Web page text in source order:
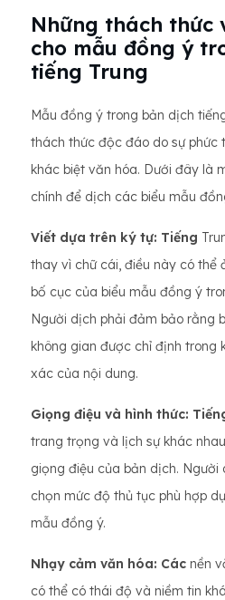
Những thách thức
cho mẫu đồng ý
tiếng Trung
Mẫu đồng ý trong bản dịch
thách thức độc đáo do sự phức
khác biệt văn hóa. Dưới đây là
chính để dịch các biểu mẫu
Viết dựa trên ký tự: Tiếng
thay vì chữ cái, điều này có thể
bố cục của biểu mẫu đồng ý
Người dịch phải đảm bảo rằng
không gian được chỉ định trong
xác của nội dung.
Giọng điệu và hình thức:
trang trọng và lịch sự khác
giọng điệu của bản dịch. Người
chọn mức độ thủ tục phù hợp
mẫu đồng ý.
Nhạy cảm văn hóa: Các nền
có thể có thái độ và niềm tin